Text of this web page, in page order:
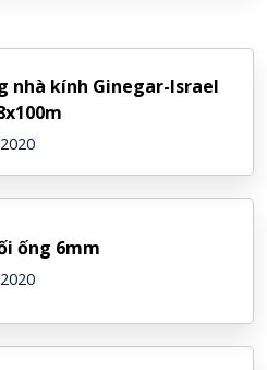
nhà kính Ginegar-Israel
ống 6mm